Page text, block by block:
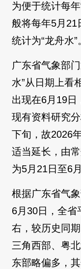
为便于统计每
般将每年5月21
统计为“龙舟水”
广东省气象部
水”从日期上看
出现在6月19日
现有资料研究
下旬，故2026
适当延长，由
为5月21日至6
根据广东省气
6月30日，全省
右，较历史同
三角西部、粤
东部略偏多，